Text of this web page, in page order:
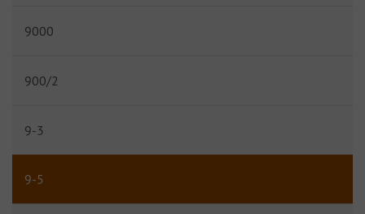
9000
900/2
9-3
9-5